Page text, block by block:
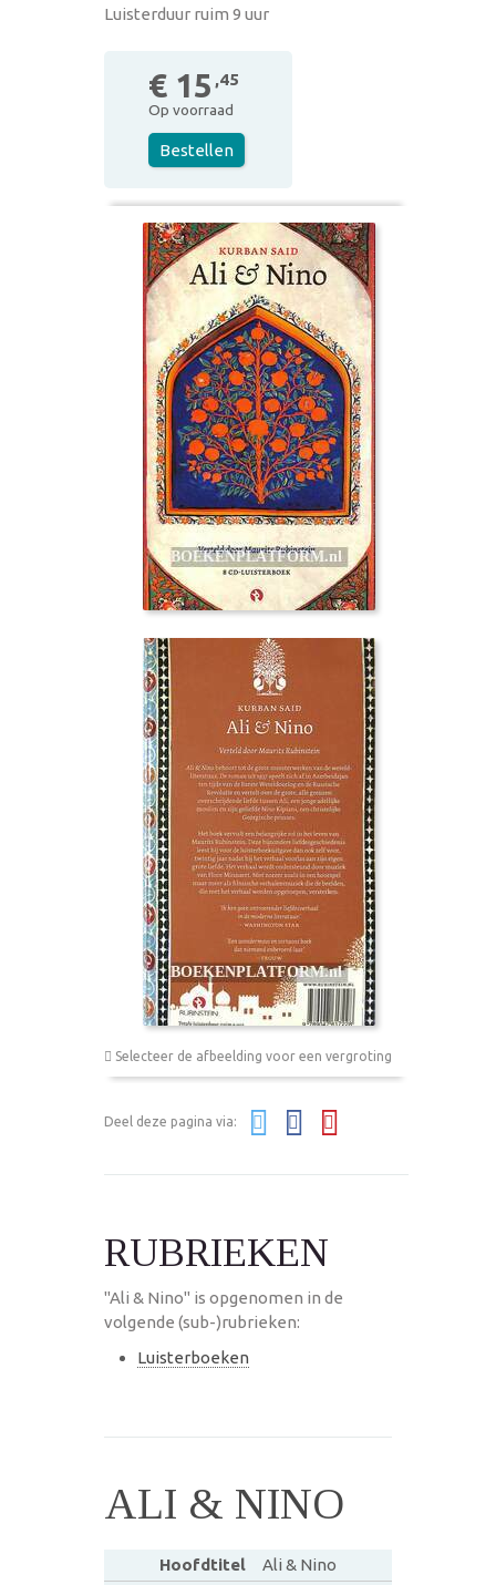
Luisterduur ruim 9 uur
€ 15 ,45
Op voorraad
Bestellen
Selecteer de afbeelding voor een vergroting
Deel deze pagina via:
RUBRIEKEN
"Ali & Nino" is opgenomen in de
volgende (sub-)rubrieken:
Luisterboeken
ALI & NINO
Hoofdtitel
Ali & Nino